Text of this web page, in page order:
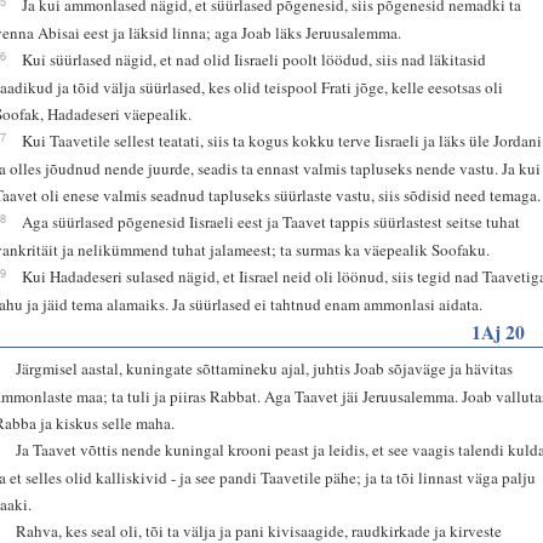
Abisai eest ja läksid linna; aga Joab läks Jeruusalemma.
Kui süürlased nägid, et nad olid Iisraeli poolt löödud, siis nad läkitasid
ja tõid välja süürlased, kes olid teispool Frati jõge, kelle eesotsas oli
Hadadeseri väepealik.
Kui Taavetile sellest teatati, siis ta kogus kokku terve Iisraeli ja läks üle
olles jõudnud nende juurde, seadis ta ennast valmis tapluseks nende vastu. Ja kui
oli enese valmis seadnud tapluseks süürlaste vastu, siis sõdisid need temaga.
Aga süürlased põgenesid Iisraeli eest ja Taavet tappis süürlastest seitse tuhat
ja nelikümmend tuhat jalameest; ta surmas ka väepealik Soofaku.
Kui Hadadeseri sulased nägid, et Iisrael neid oli löönud, siis tegid nad
ja jäid tema alamaiks. Ja süürlased ei tahtnud enam ammonlasi aidata.
1Aj 20
Järgmisel aastal, kuningate sõttamineku ajal, juhtis Joab sõjaväge ja hävitas
maa; ta tuli ja piiras Rabbat. Aga Taavet jäi Jeruusalemma. Joab
ja kiskus selle maha.
Ja Taavet võttis nende kuningal krooni peast ja leidis, et see vaagis talendi kulda
et selles olid kalliskivid - ja see pandi Taavetile pähe; ja ta tõi linnast väga palju
Rahva, kes seal oli, tõi ta välja ja pani kivisaagide, raudkirkade ja kirveste